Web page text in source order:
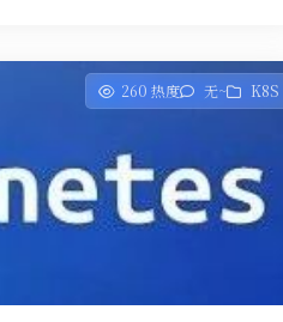
260 热度 无~ K8S